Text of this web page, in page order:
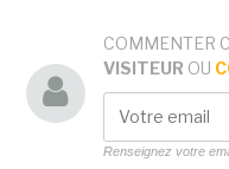
COMMENTER
VISITEUR OU
Renseignez votre